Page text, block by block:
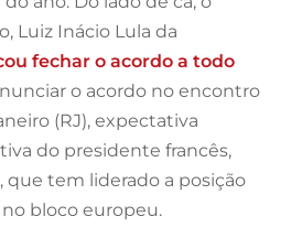
Luiz Inácio Lula da
fechar o acordo a todo
o acordo no encontro
(RJ), expectativa
do presidente francês,
que tem liderado a posição
bloco europeu.